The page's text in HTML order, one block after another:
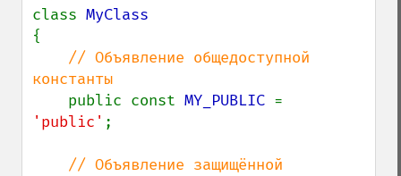
class
{
// Объявление общедоступной
константы
public const MY_PUBLIC
'public' ;
// Объявление защищённой